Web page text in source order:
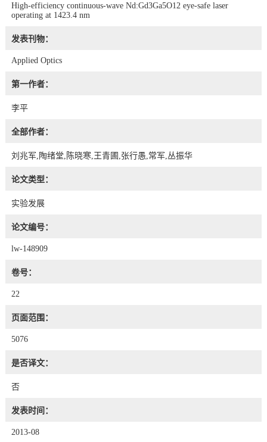
High-efficiency continuous-wave Nd:Gd3Ga5O12 eye-safe laser
operating at 1423.4 nm
发表刊物：
Applied Optics
第一作者：
李平
全部作者：
刘兆军,陶绪堂,陈晓寒,王青圃,张行愚,常军,丛振华
论文类型：
实验发展
论文编号：
lw-148909
卷号：
22
页面范围：
5076
是否译文：
否
发表时间：
2013-08